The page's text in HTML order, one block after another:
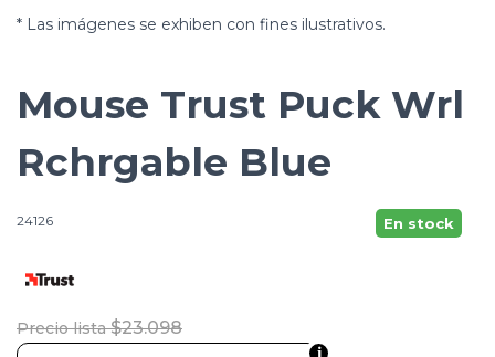
* Las imágenes se exhiben con fines ilustrativos.
Mouse Trust Puck Wrl
Rchrgable Blue
24126 En stock
Precio lista $23.098